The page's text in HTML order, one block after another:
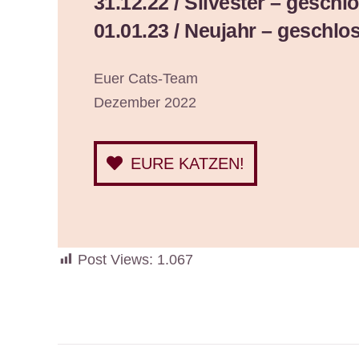
01.01.23 / Neujahr –
Euer Cats-Team
Dezember 2022
EURE KATZEN!
Post Views: 1.067